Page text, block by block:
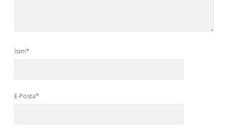
İsim*
E-Posta*